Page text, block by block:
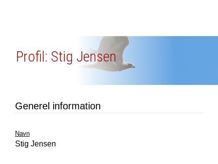
Profil: Stig Jensen
Generel information
Navn
Stig Jensen